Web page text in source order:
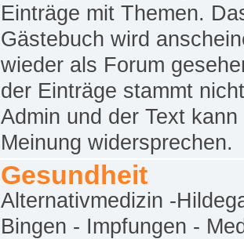
Einträge mit Themen.
Gästebuch wird
wieder als Forum
der Einträge stammt
Admin und der Text kann
Meinung widersprechen.
Gesundheit
Alternativmedizin -
Bingen - Impfungen -